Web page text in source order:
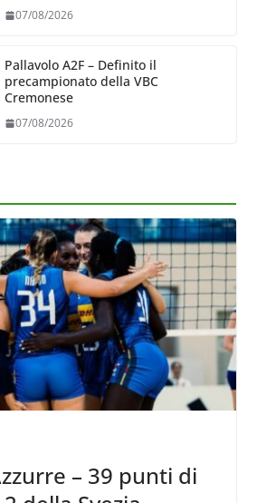
07/08/2026
Pallavolo A2F – Definito il
precampionato della VBC
Cremonese
07/08/2026
– 39 punti di